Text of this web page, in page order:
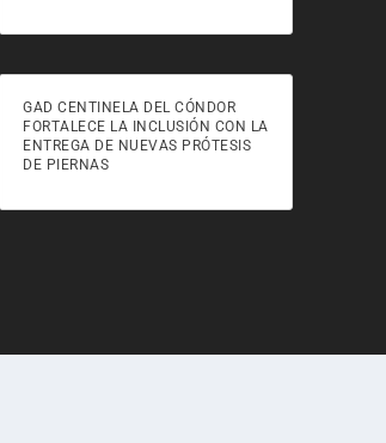
GAD CENTINELA DEL CÓNDOR
FORTALECE LA INCLUSIÓN CON LA
ENTREGA DE NUEVAS PRÓTESIS
DE PIERNAS